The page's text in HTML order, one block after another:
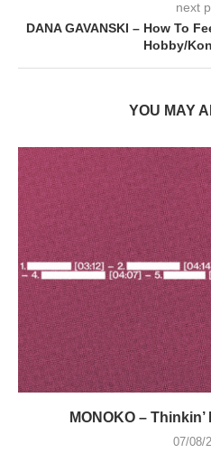
next
DANA GAVANSKI – How To
Hobby/
YOU MAY
MONOKO –
07/08/